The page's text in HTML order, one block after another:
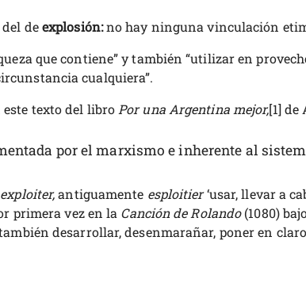
deexplosión:no hay ninguna vinculación
que contiene” y también “utilizar en
cualquiera”.
texto del libro Por una Argentina mejor,[1] de
por el marxismo e inherente al
exploiter,antiguamente esploitier‘usar, llevar a
primera vez en la Canción de Rolando(1080)
desarrollar, desenmarañar, poner en